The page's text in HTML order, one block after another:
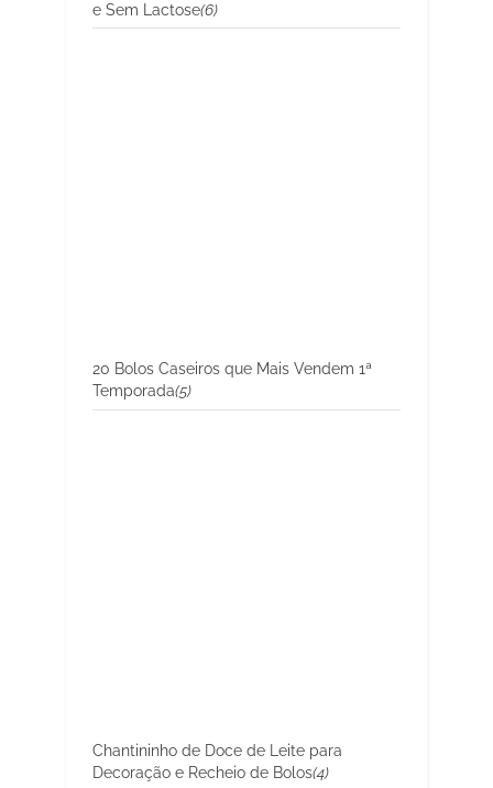
e Sem Lactose(6)
20 Bolos Caseiros que Mais Vendem 1ª
Temporada(5)
Chantininho de Doce de Leite para
Decoração e Recheio de Bolos(4)